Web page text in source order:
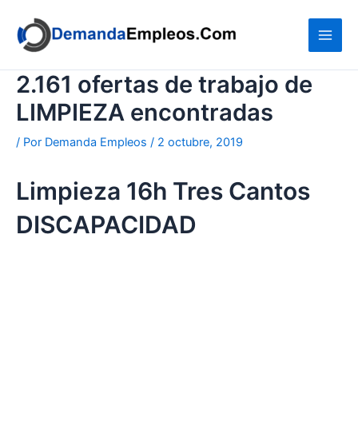
contenido
2.161 ofertas de trabajo de
LIMPIEZA encontradas
/ Por Demanda Empleos / 2 octubre, 2019
Limpieza 16h Tres Cantos
DISCAPACIDAD